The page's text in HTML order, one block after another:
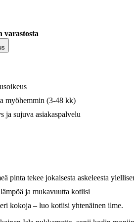
varastosta
myöhemmin (3-48 kk)
ja sujuva asiakaspalvelu
pinta tekee jokaisesta askeleesta
ja mukavuutta kotiisi
kokoja – luo kotiisi yhtenäinen ilme.